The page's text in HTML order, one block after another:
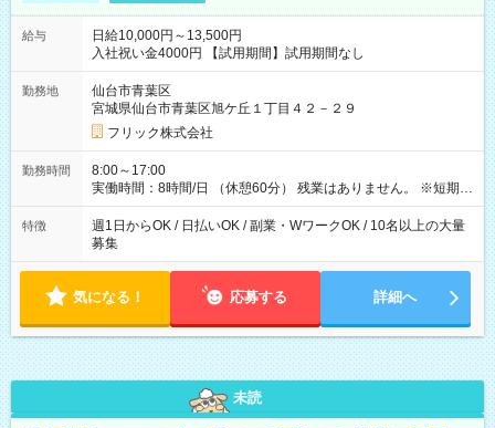
給与
日給10,000円～13,500円
入社祝い金4000円 【試用期間】試用期間なし
勤務地
仙台市青葉区
宮城県仙台市青葉区旭ケ丘１丁目４２－２９
フリック株式会社
勤務時間
8:00～17:00
実働時間：8時間/日 （休憩60分） 残業はありません。 ※短期の
募集は行っておりません。予めご了承くださいませ。
特徴
週1日からOK / 日払いOK / 副業・WワークOK / 10名以上の大量
募集
気になる！ 応募する 詳細へ
未読